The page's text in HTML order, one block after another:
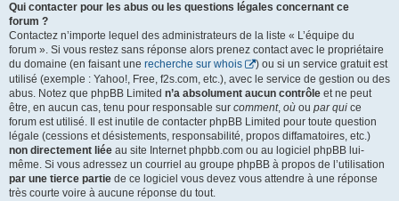
Qui contacter pour les abus ou les questions légales concernant ce
forum ?
Contactez n’importe lequel des administrateurs de la liste « L’équipe du
forum ». Si vous restez sans réponse alors prenez contact avec le propriétaire
du domaine (en faisant une recherche sur whois
) ou si un service gratuit est
utilisé (exemple : Yahoo!, Free, f2s.com, etc.), avec le service de gestion ou des
abus. Notez que phpBB Limited n’a absolument aucun contrôle et ne peut
être, en aucun cas, tenu pour responsable sur comment, où ou par qui ce
forum est utilisé. Il est inutile de contacter phpBB Limited pour toute question
légale (cessions et désistements, responsabilité, propos diffamatoires, etc.)
non directement liée au site Internet phpbb.com ou au logiciel phpBB lui-
même. Si vous adressez un courriel au groupe phpBB à propos de l’utilisation
par une tierce partie de ce logiciel vous devez vous attendre à une réponse
très courte voire à aucune réponse du tout.